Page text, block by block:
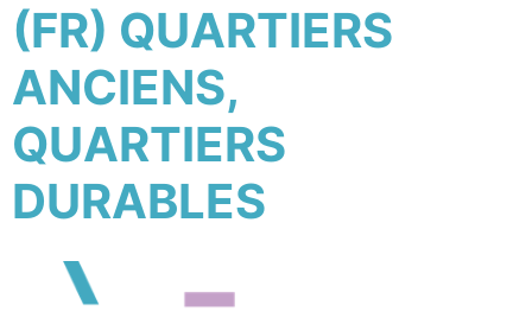
(FR) QUARTIERS
ANCIENS,
QUARTIERS
DURABLES